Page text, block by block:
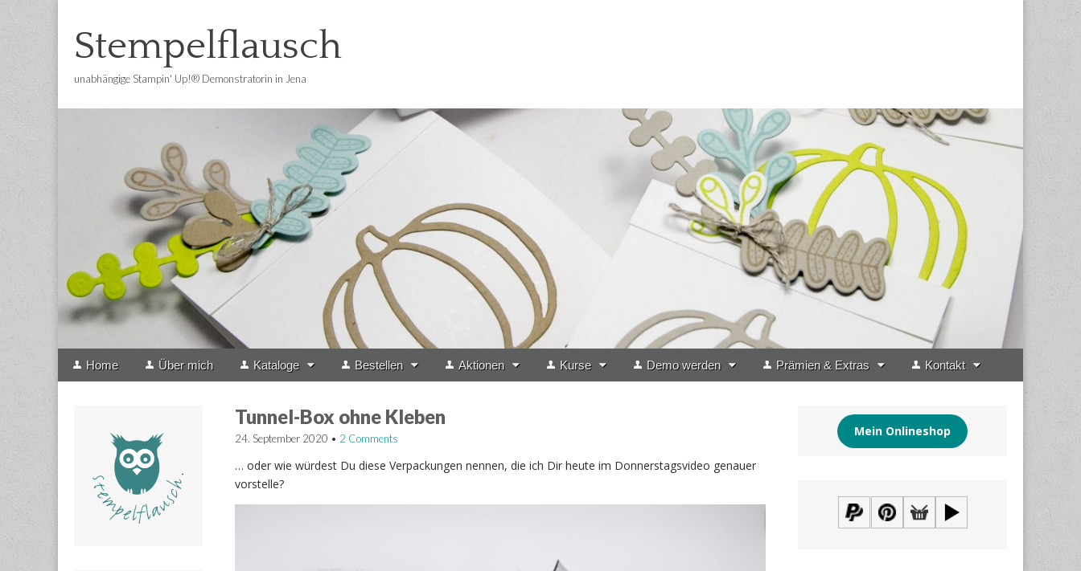
Stempelflausch
unabhängige Stampin' Up!® Demonstratorin in Jena
Main
Skip
Home Über mich Kataloge Bestellen Aktionen Kurse Demo werden Prämien & Extras Kontakt
Tunnel-Box ohne Kleben
24. September 2020 • 2 Comments
… oder wie würdest Du diese Verpackungen nennen, die ich Dir heute im Donnerstagsvideo genauer
vorstelle?
Mein Onlineshop